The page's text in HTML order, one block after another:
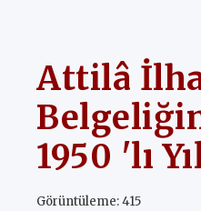
Attilâ
1950 'lı
Görüntüleme: 415